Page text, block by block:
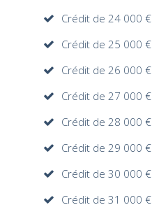
Crédit de 24 000 €
Crédit de 25 000 €
Crédit de 26 000 €
Crédit de 27 000 €
Crédit de 28 000 €
Crédit de 29 000 €
Crédit de 30 000 €
Crédit de 31 000 €